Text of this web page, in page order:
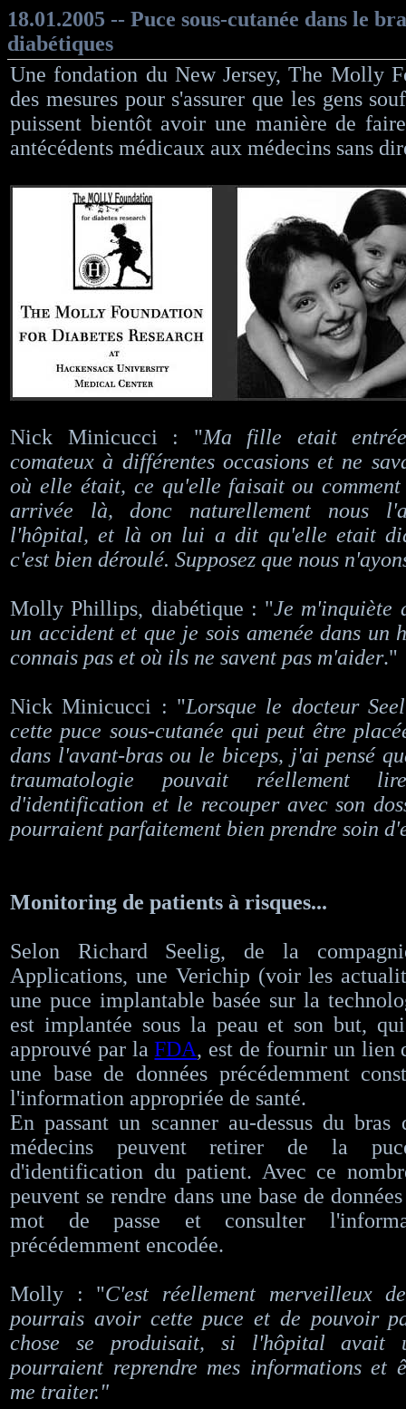
18.01.2005 -- Puce sous-cutanée dans le
diabétiques
Une fondation du New Jersey, The Molly
des mesures pour s'assurer que les gens
puissent bientôt avoir une manière de
antécédents médicaux aux médecins sans
Nick Minicucci : "Ma fille etait
comateux à différentes occasions et ne
où elle était, ce qu'elle faisait ou
arrivée là, donc naturellement nous
l'hôpital, et là on lui a dit qu'elle etait
c'est bien déroulé. Supposez que nous
Molly Phillips, diabétique : "Je m'inquiète
un accident et que je sois amenée dans un
connais pas et où ils ne savent pas m'aider."
Nick Minicucci : "Lorsque le docteur
cette puce sous-cutanée qui peut être
dans l'avant-bras ou le biceps, j'ai pensé
traumatologie pouvait réellement
d'identification et le recouper avec son
pourraient parfaitement bien prendre soin
Monitoring de patients à risques...
Selon Richard Seelig, de la
Applications, une Verichip (voir les
une puce implantable basée sur la
est implantée sous la peau et son but,
approuvé par laFDA, est de fournir un lien
une base de données précédemment
l'information appropriée de santé.
En passant un scanner au-dessus du bras
médecins peuvent retirer de la
d'identification du patient. Avec ce
peuvent se rendre dans une base de
mot de passe et consulter
précédemment encodée.
Molly : "C'est réellement merveilleux
pourrais avoir cette puce et de pouvoir
chose se produisait, si l'hôpital avait
pourraient reprendre mes informations et
me traiter."